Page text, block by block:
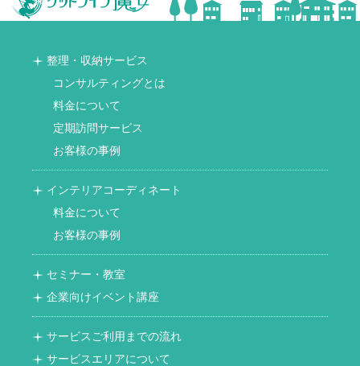
整理・収納サービス
コンサルティングとは
料金について
定期訪問サービス
お客様の事例
インテリアコーディネート
料金について
お客様の事例
セミナー・教室
企業向けイベント講座
サービスご利用までの流れ
サービスエリアについて